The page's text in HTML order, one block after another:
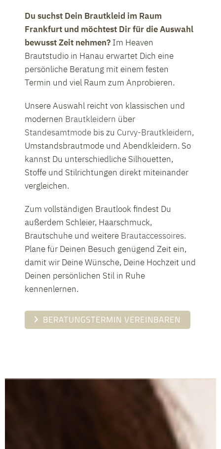
Hochzeits­kleider
für Kirche oder
Standesamt
Du suchst Dein Brautkleid im Raum
Frankfurt und möchtest Dir für die Auswahl
bewusst Zeit nehmen? Im Heaven
Brautstudio in Hanau erwartet Dich eine
persönliche Beratung mit einem festen
Termin und viel Raum zum Anprobieren.
Unsere Auswahl reicht von klassischen und
modernen Brautkleidern über
Standesamtmode bis zu Curvy-Brautkleidern,
Umstandsbrautmode und Abendkleidern. So
kannst Du unterschiedliche Silhouetten,
Stoffe und Stilrichtungen direkt miteinander
vergleichen.
Zum vollständigen Brautlook findest Du
außerdem Schleier, Haarschmuck,
Brautschuhe und weitere Brautaccessoires.
Plane für Deinen Besuch genügend Zeit ein,
damit wir Deine Wünsche, Deine Hochzeit und
Deinen persönlichen Stil in Ruhe
kennenlernen.
BERATUNGSTERMIN VEREINBAREN